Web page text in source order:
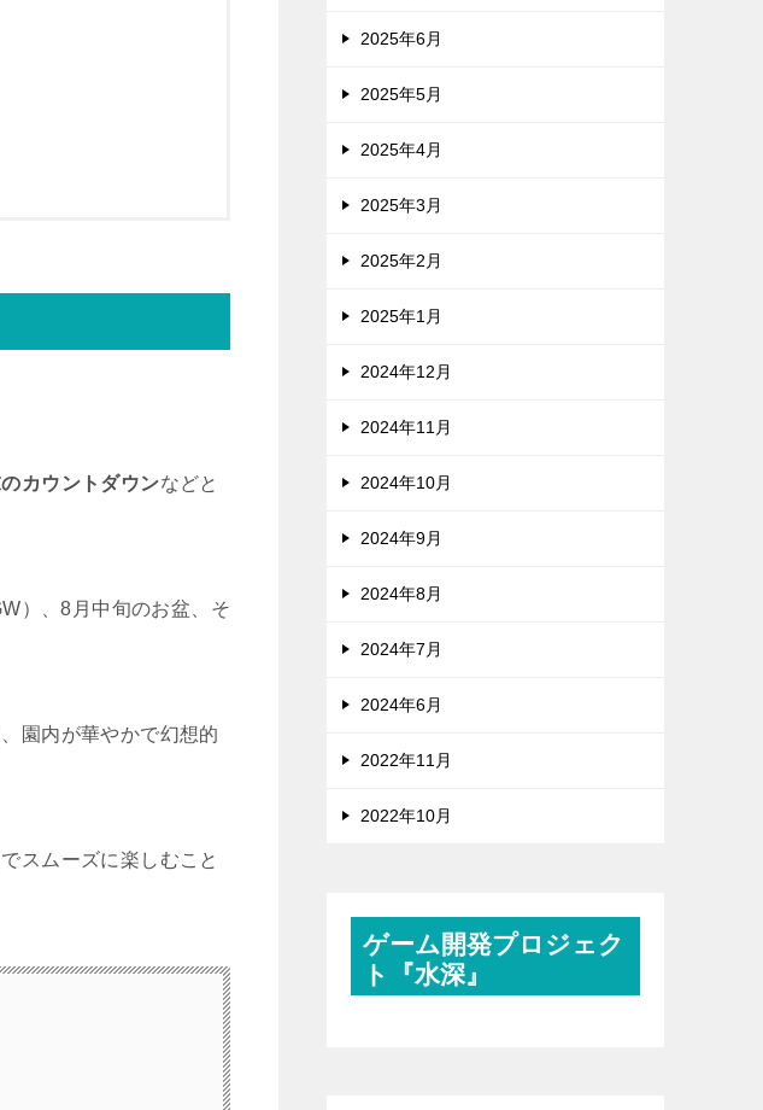
カウントダウンなどと
）、8月中旬のお盆、そ
園内が華やかで幻想的
スムーズに楽しむこと
2025年6月
2025年5月
2025年4月
2025年3月
2025年2月
2025年1月
2024年12月
2024年11月
2024年10月
2024年9月
2024年8月
2024年7月
2024年6月
2022年11月
2022年10月
ゲーム開発プロジェク
ト『水深』